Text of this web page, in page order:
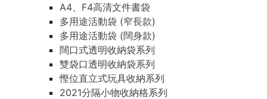
A4、F4高清文件書袋
多用途活動袋 (窄長款)
多用途活動袋 (闊身款)
闊口式透明收納袋系列
雙袋口透明收納袋系列
慳位直立式玩具收納系列
2021分隔小物收納格系列